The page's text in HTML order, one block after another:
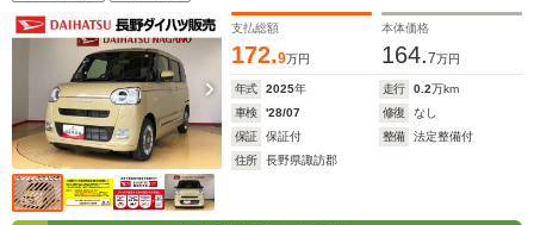
支払総額
172.9万円
本体価格
164.7万円
年式 2025年 走行 0.2万km
車検
'28/07 修復
なし
保証
保証付 整備
法定整備付
住所
長野県諏訪郡